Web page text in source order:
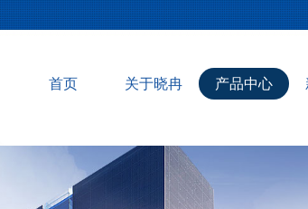
首页 关于晓冉 产品中心